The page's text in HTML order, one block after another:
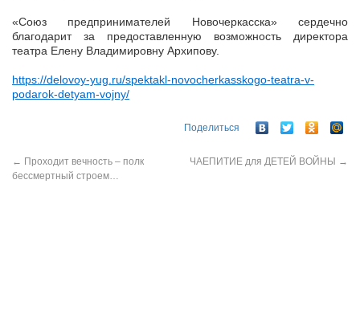
«Союз предпринимателей Новочеркасска» сердечно
благодарит за предоставленную возможность директора
театра Елену Владимировну Архипову.
https://delovoy-yug.ru/spektakl-novocherkasskogo-teatra-v-
podarok-detyam-vojny/
Поделиться
← Проходит вечность – полк
бессмертный строем…
ЧАЕПИТИЕ для ДЕТЕЙ ВОЙНЫ →